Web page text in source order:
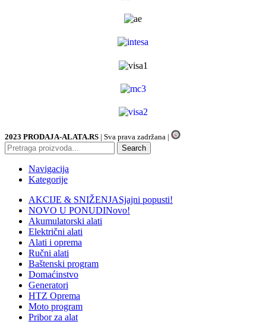
2023 PRODAJA-ALATA.RS | Sva prava zadržana |
Search
Navigacija
Kategorije
AKCIJE & SNIŽENJASjajni popusti!
NOVO U PONUDINovo!
Akumulatorski alati
Električni alati
Alati i oprema
Ručni alati
Baštenski program
Domaćinstvo
Generatori
HTZ Oprema
Moto program
Pribor za alat